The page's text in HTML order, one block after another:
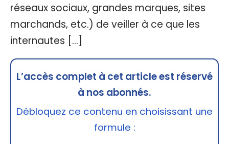
réseaux sociaux, grandes marques, sites
marchands, etc.) de veiller à ce que les
internautes […]
L’accès complet à cet article est réservé
à nos abonnés.
Débloquez ce contenu en choisissant une
formule :